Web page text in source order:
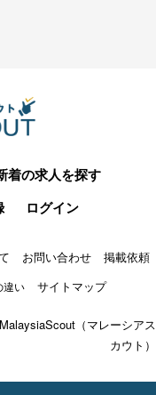
着の求人を探す
ログイン
お問い合わせ 掲載依頼
違い サイトマップ
MalaysiaScout（マレーシアス
カウト）